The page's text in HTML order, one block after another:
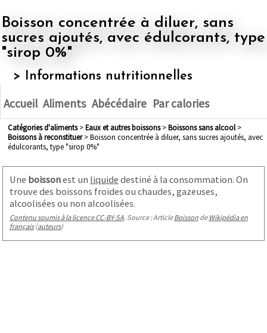
Boisson concentrée à diluer, sans
sucres ajoutés, avec édulcorants, type
"sirop 0%"
> Informations nutritionnelles
Accueil Aliments Abécédaire Par calories
Catégories d'aliments> eaux et autres boissons> boissons sans alcool>
boissons à reconstituer> Boisson concentrée à diluer, sans sucres ajoutés, avec
édulcorants, type "sirop 0%"
Une boissonest un liquide destiné à la consommation. On
trouve des boissons froides ou chaudes, gazeuses,
alcoolisées ou non alcoolisées.
Contenu soumis à la licence CC-BY-SA. Source : ArticleBoissonde Wikipédia en
français(auteurs)